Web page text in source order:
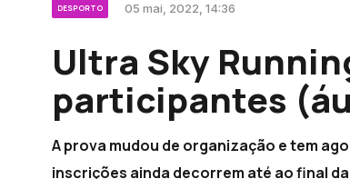
DESPORTO 05 mai, 2022, 14:36
Ultra Sky
participantes
A prova mudou de organização e tem
inscrições ainda decorrem até ao final